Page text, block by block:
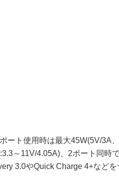
ート使用時は最大45W(5V/3A
～11V/4.05A)、2ポート同時
3.0やQuick Charge 4+などを